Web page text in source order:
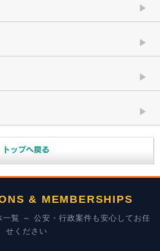
& MEMBERSHIPS
覧 ～ 公安・行政案件も安心してお任
せください